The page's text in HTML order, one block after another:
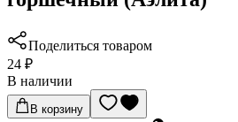
Поделиться товаром
24 ₽
В наличии
В корзину